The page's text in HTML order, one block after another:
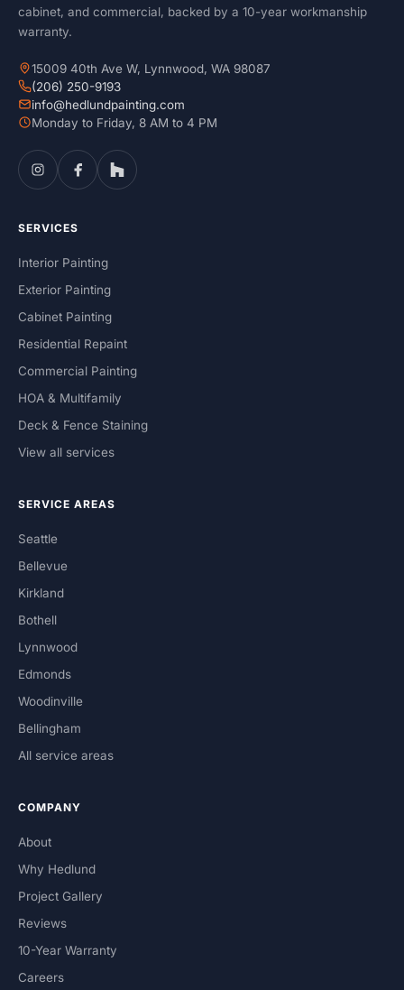
cabinet, and commercial, backed by a 10-year workmanship
warranty.
15009 40th Ave W, Lynnwood, WA 98087
(206) 250-9193
info@hedlundpainting.com
Monday to Friday, 8 AM to 4 PM
SERVICES
Interior Painting
Exterior Painting
Cabinet Painting
Residential Repaint
Commercial Painting
HOA & Multifamily
Deck & Fence Staining
View all services
SERVICE AREAS
Seattle
Bellevue
Kirkland
Bothell
Lynnwood
Edmonds
Woodinville
Bellingham
All service areas
COMPANY
About
Why Hedlund
Project Gallery
Reviews
10-Year Warranty
Careers